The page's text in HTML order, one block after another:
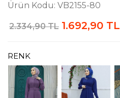
Ürün Kodu: VB2155-80
2.334,90 TL 1.692,90 TL
RENK